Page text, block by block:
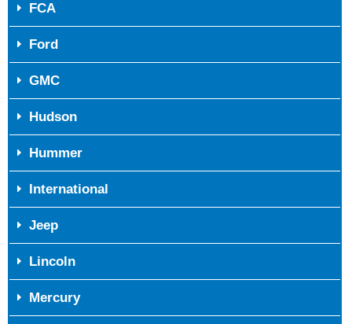
FCA
Ford
GMC
Hudson
Hummer
International
Jeep
Lincoln
Mercury